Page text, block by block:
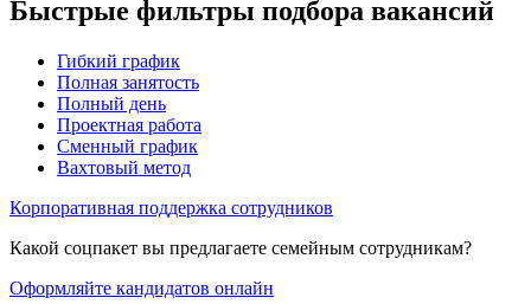
Быстрые фильтры подбора вакансий
Гибкий график
Полная занятость
Полный день
Проектная работа
Сменный график
Вахтовый метод
Корпоративная поддержка сотрудников
Какой соцпакет вы предлагаете семейным сотрудникам?
Оформляйте кандидатов онлайн